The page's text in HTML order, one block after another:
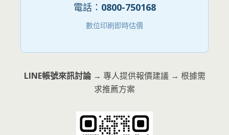
電話： 0800-750168
數位印刷即時估價
LINE帳號來訊討論→ 專人提供報價建議 → 根據需
求推薦方案